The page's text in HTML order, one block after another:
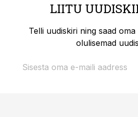
LIITU
Telli uudiskiri ning saad
olulisemad